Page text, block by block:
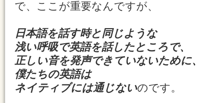
で、ここが重要なんですが、
日本語を話す時と同じような
浅い呼吸で英語を話したところで、
正しい音を発声できていないために、
僕たちの英語は
ネイティブには通じないのです。